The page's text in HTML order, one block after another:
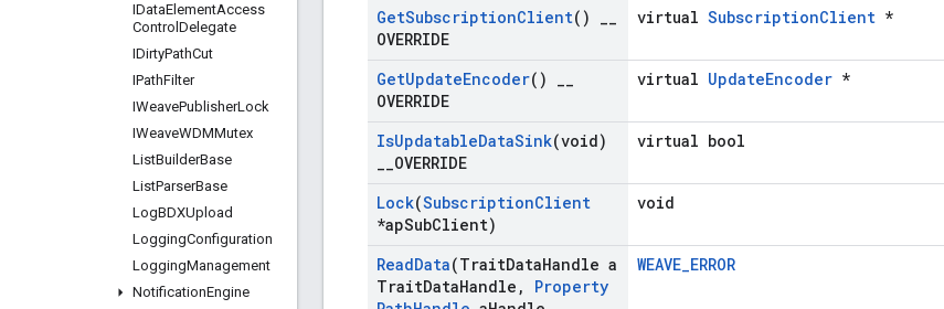
IDataElementAccess
Control Delegate
IDirtyPathCut
IPathFilter
IWeavePublisherLock
IWeaveWDMMutex
ListBuilderBase
ListParserBase
LogBDXUpload
LoggingConfiguration
LoggingManagement
NotificationEngine
GetSubscriptionClient()
OVERRIDE
virtual SubscriptionClient *
GetUpdateEncoder()
OVERRIDE
virtual UpdateEncoder *
IsUpdatableDataSink(void)
OVERRIDE
virtual bool
Lock(SubscriptionClient
*apSubClient)
void
ReadData(TraitDataHandle a
TraitDataHandle ,
Property
WEAVE_ERROR